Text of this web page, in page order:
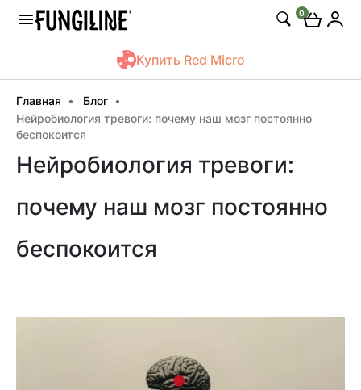
0
Купить Red Micro
Главная
Блог
Нейробиология тревоги: почему наш мозг постоянно
беспокоится
Нейробиология тревоги:
почему наш мозг постоянно
беспокоится